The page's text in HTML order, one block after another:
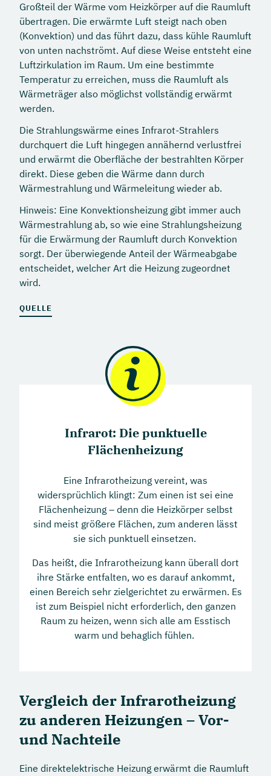
Großteil der Wärme vom Heizkörper auf die Raumluft
übertragen. Die erwärmte Luft steigt nach oben
(Konvektion) und das führt dazu, dass kühle Raumluft
von unten nachströmt. Auf diese Weise entsteht eine
Luftzirkulation im Raum. Um eine bestimmte
Temperatur zu erreichen, muss die Raumluft als
Wärmeträger also möglichst vollständig erwärmt
werden.
Die Strahlungswärme eines Infrarot-Strahlers
durchquert die Luft hingegen annähernd verlustfrei
und erwärmt die Oberfläche der bestrahlten Körper
direkt. Diese geben die Wärme dann durch
Wärmestrahlung und Wärmeleitung wieder ab.
Hinweis: Eine Konvektionsheizung gibt immer auch
Wärmestrahlung ab, so wie eine Strahlungsheizung
für die Erwärmung der Raumluft durch Konvektion
sorgt. Der überwiegende Anteil der Wärmeabgabe
entscheidet, welcher Art die Heizung zugeordnet
wird.
QUELLE
Infrarot: Die punktuelle
Flächenheizung
Eine Infrarotheizung vereint, was
widersprüchlich klingt: Zum einen ist sei eine
Flächenheizung – denn die Heizkörper selbst
sind meist größere Flächen, zum anderen lässt
sie sich punktuell einsetzen.
Das heißt, die Infrarotheizung kann überall dort
ihre Stärke entfalten, wo es darauf ankommt,
einen Bereich sehr zielgerichtet zu erwärmen. Es
ist zum Beispiel nicht erforderlich, den ganzen
Raum zu heizen, wenn sich alle am Esstisch
warm und behaglich fühlen.
Vergleich der Infrarotheizung
zu anderen Heizungen – Vor-
und Nachteile
Eine direktelektrische Heizung erwärmt die Raumluft